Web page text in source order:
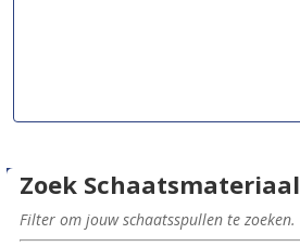
Zoek Schaatsmateriaal
Filter om jouw schaatsspullen te zoeken.